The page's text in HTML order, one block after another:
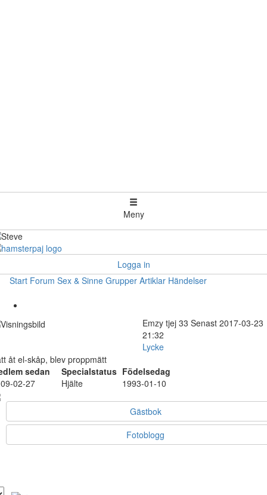
Meny
Logga in
Start Forum Sex & Sinne Grupper Artiklar Händelser
Emzy tjej 33 Senast 2017-03-23
21:32
Lycke
åt el-skåp, blev proppmätt
sedan
Specialstatus Födelsedag
02-27
Hjälte 1993-01-10
Gästbok
Fotoblogg